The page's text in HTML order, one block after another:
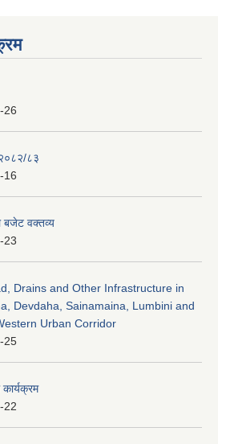
26
८३
16
बजेट वक्तव्य
23
Drains and Other Infrastructure in
Devdaha, Sainamaina, Lumbini and
Urban Corridor
25
22